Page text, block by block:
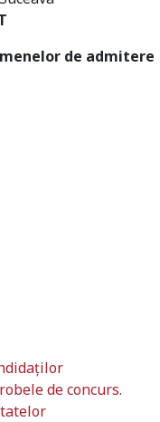
de admitere
de concurs.